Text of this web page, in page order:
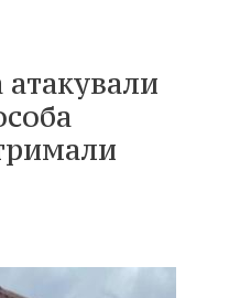
атакували